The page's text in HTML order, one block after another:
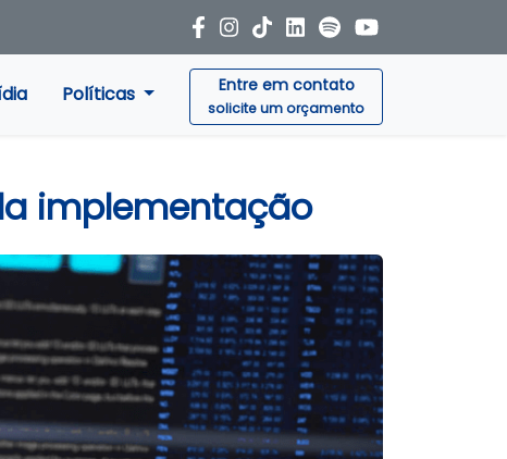
Políticas Entre em contato
solicite um orçamento
implementação